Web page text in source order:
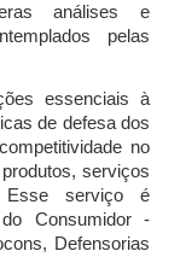
análises e
pelas
essenciais à
de defesa dos
no
serviços
Esse serviço é
Consumidor -
Defensorias